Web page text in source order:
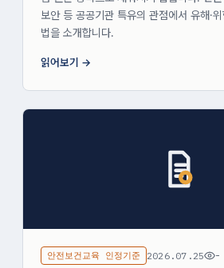
보안 등 공공기관 특유의 관점에서 유해·
법을 소개합니다.
읽어보기
안전보건교육 인정기준 2026.07.25 -